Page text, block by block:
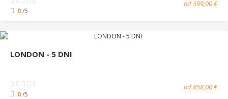
0/5
od 599,00 €
LONDON - 5 DNI
0/5
od 858,00 €